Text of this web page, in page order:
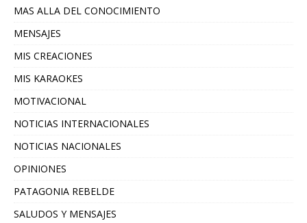
MAS ALLA DEL CONOCIMIENTO
MENSAJES
MIS CREACIONES
MIS KARAOKES
MOTIVACIONAL
NOTICIAS INTERNACIONALES
NOTICIAS NACIONALES
OPINIONES
PATAGONIA REBELDE
SALUDOS Y MENSAJES